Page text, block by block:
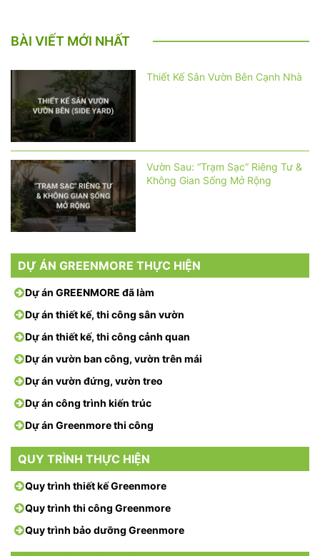
BÀI VIẾT MỚI NHẤT
Thiết Kế Sân Vườn Bên Cạnh Nhà
Vườn Sau: “Trạm Sạc” Riêng Tư &
Không Gian Sống Mở Rộng
DỰ ÁN GREENMORE THỰC HIỆN
Dự án GREENMORE đã làm
Dự án thiết kế, thi công sân vườn
Dự án thiết kế, thi công cảnh quan
Dự án vườn ban công, vườn trên mái
Dự án vườn đứng, vườn treo
Dự án công trình kiến trúc
Dự án Greenmore thi công
QUY TRÌNH THỰC HIỆN
Quy trình thiết kế Greenmore
Quy trình thi công Greenmore
Quy trình bảo dưỡng Greenmore